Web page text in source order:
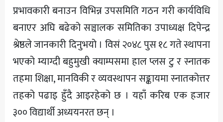
प्रभावकारी बनाउन विभिन्न उपसमिति गठन गरी कार्यविधि
बनाएर अघि बढेको सञ्चालक समितिका उपाध्यक्ष दिपेन्द्र
श्रेष्ठले जानकारी दिनुभयो । विसं २०४८ पुस १८ गते स्थापना
भएको म्याग्दी बहुमुखी क्याम्पसमा हाल प्लस टु र स्नातक
तहमा शिक्षा, मानविकी र व्यवस्थापन सङ्कायमा स्नातकोत्तर
तहको पढाइ हुँदै आइरहेको छ । यहाँ करिब एक हजार
३०० विद्यार्थी अध्ययनरत छन् ।